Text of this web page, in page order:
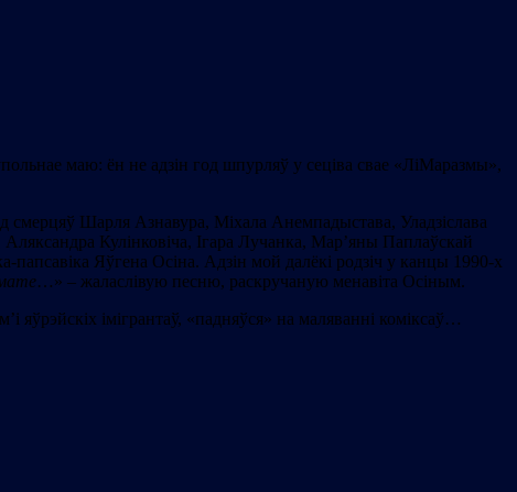
маю: ён не адзін год шпурляў у сеціва свае «ЛіМаразмы»,
смерцяў Шарля Азнавура, Міхала Анемпадыстава, Уладзіслава
Кулінковіча, Ігара Лучанка, Мар’яны Паплаўскай
Яўгена Осіна. Адзін мой далёкі родзіч у канцы 1990-х
…» – жаласлівую песню, раскручаную менавіта Осіным.
імігрантаў, «падняўся» на маляванні коміксаў…